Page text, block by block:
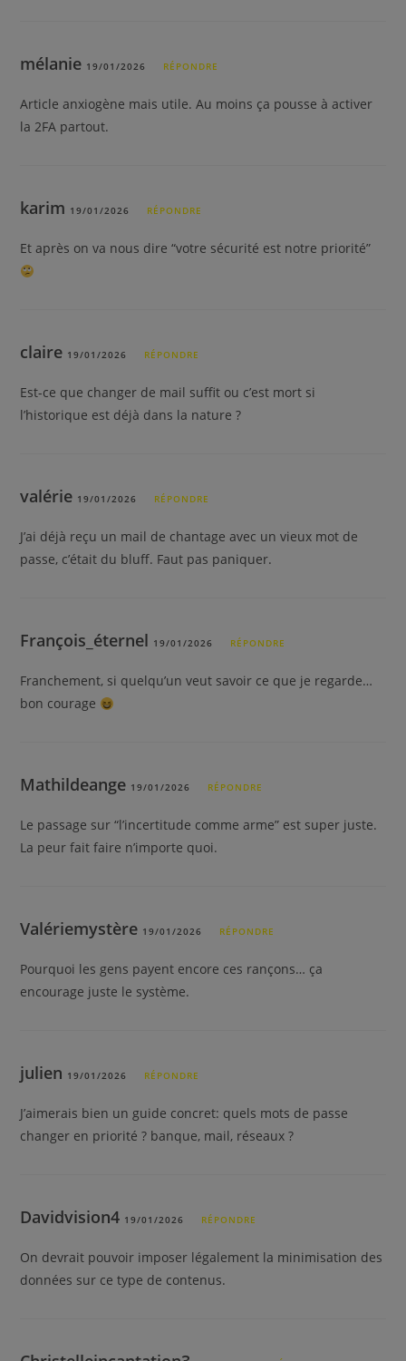
mélanie 19/01/2026 RÉPONDRE
Article anxiogène mais utile. Au moins ça pousse à activer
la 2FA partout.
karim 19/01/2026 RÉPONDRE
Et après on va nous dire “votre sécurité est notre priorité”
claire 19/01/2026 RÉPONDRE
Est-ce que changer de mail suffit ou c’est mort si
l’historique est déjà dans la nature ?
valérie 19/01/2026 RÉPONDRE
J’ai déjà reçu un mail de chantage avec un vieux mot de
passe, c’était du bluff. Faut pas paniquer.
François_éternel 19/01/2026 RÉPONDRE
Franchement, si quelqu’un veut savoir ce que je regarde…
bon courage
Mathildeange 19/01/2026 RÉPONDRE
Le passage sur “l’incertitude comme arme” est super juste.
La peur fait faire n’importe quoi.
Valériemystère 19/01/2026 RÉPONDRE
Pourquoi les gens payent encore ces rançons… ça
encourage juste le système.
julien 19/01/2026 RÉPONDRE
J’aimerais bien un guide concret: quels mots de passe
changer en priorité ? banque, mail, réseaux ?
Davidvision4 19/01/2026 RÉPONDRE
On devrait pouvoir imposer légalement la minimisation des
données sur ce type de contenus.